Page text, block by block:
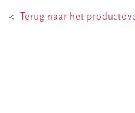
< Terug naar het